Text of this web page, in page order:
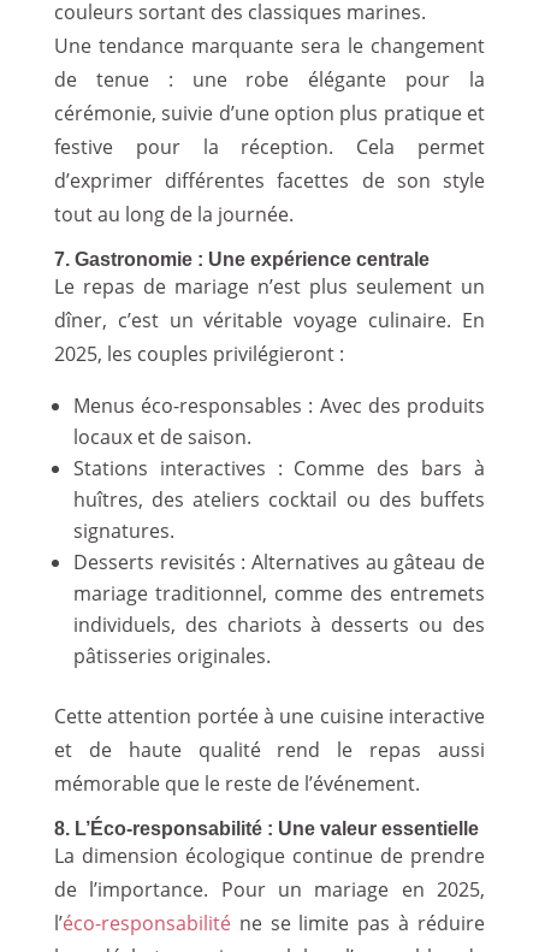
couleurs sortant des classiques marines.
Une tendance marquante sera le changement
de tenue : une robe élégante pour la
cérémonie, suivie d’une option plus pratique et
festive pour la réception. Cela permet
d’exprimer différentes facettes de son style
tout au long de la journée.
7. Gastronomie : Une expérience centrale
Le repas de mariage n’est plus seulement un
dîner, c’est un véritable voyage culinaire. En
2025, les couples privilégieront :
Menus éco-responsables : Avec des produits
locaux et de saison.
Stations interactives : Comme des bars à
huîtres, des ateliers cocktail ou des buffets
signatures.
Desserts revisités : Alternatives au gâteau de
mariage traditionnel, comme des entremets
individuels, des chariots à desserts ou des
pâtisseries originales.
Cette attention portée à une cuisine interactive
et de haute qualité rend le repas aussi
mémorable que le reste de l’événement.
8. L’Éco-responsabilité : Une valeur essentielle
La dimension écologique continue de prendre
de l’importance. Pour un mariage en 2025,
l’éco-responsabilité ne se limite pas à réduire